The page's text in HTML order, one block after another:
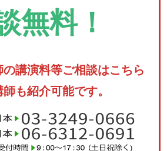
無料！
講演料等ご相談はこちら
も紹介可能です。